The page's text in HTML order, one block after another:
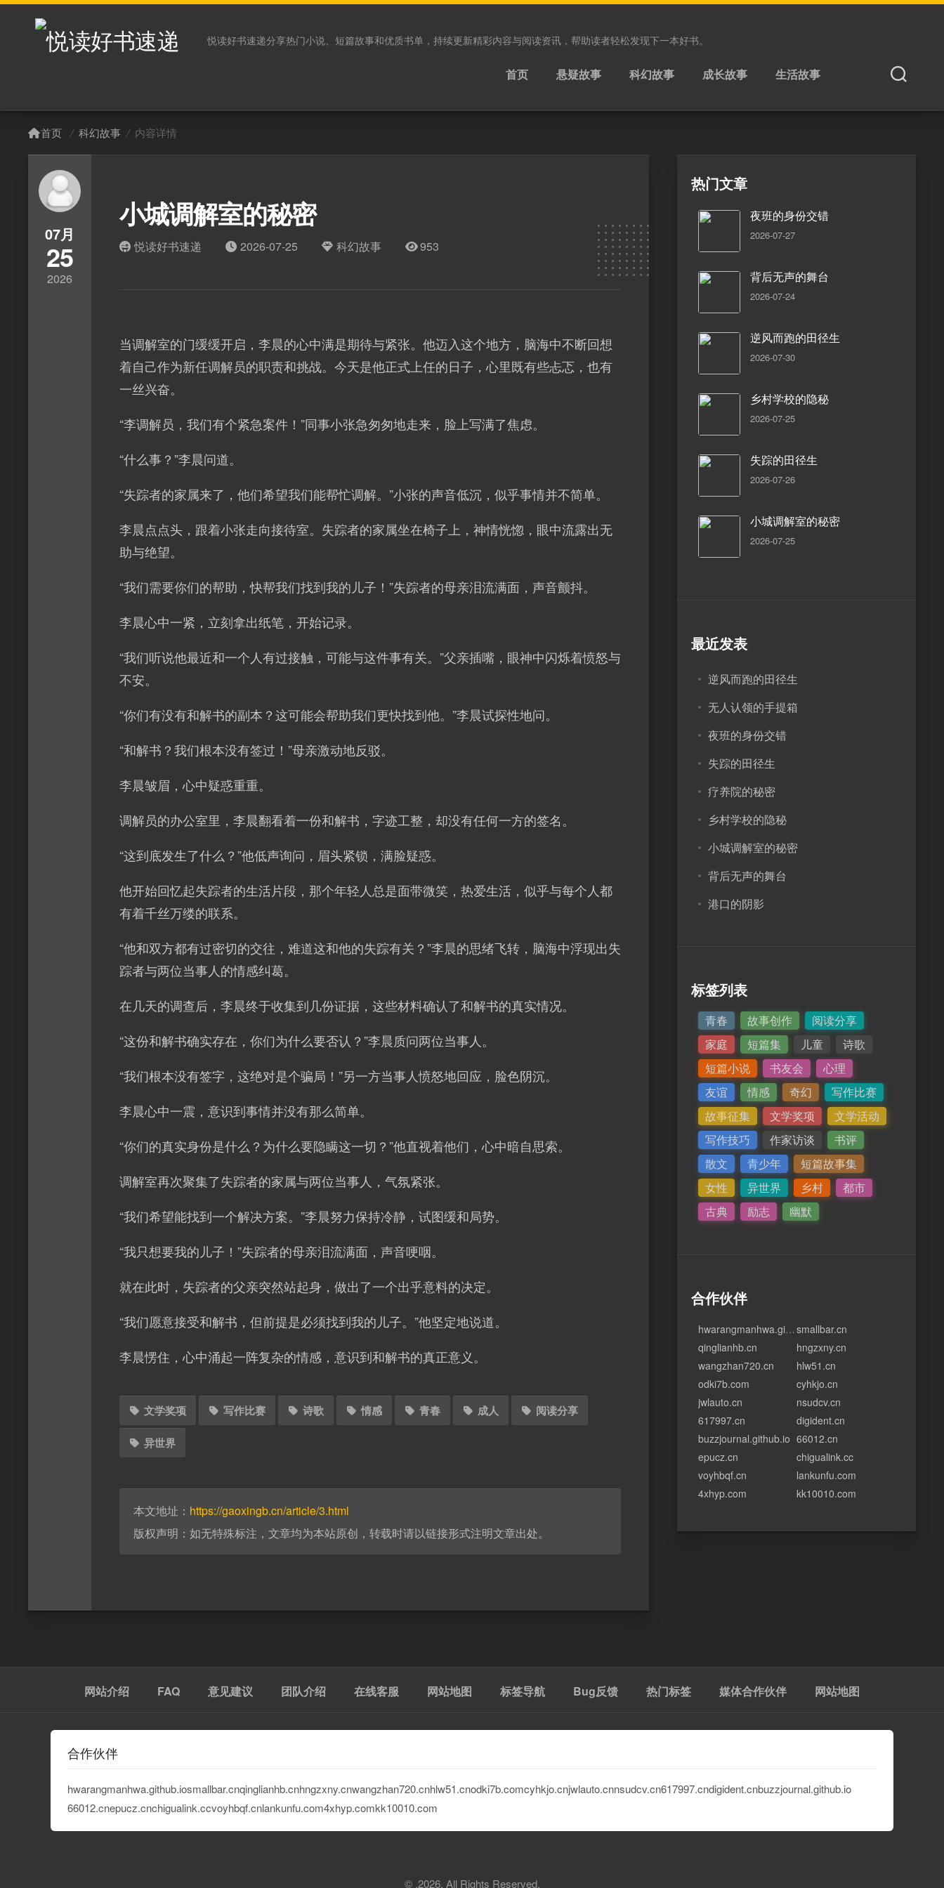
悦读好书速递分享热门小说、短篇故事和优质书单，持续更新精彩内容与阅读资讯，帮助读者轻松发现下一本好书。
首页 悬疑故事 科幻故事 成长故事 生活故事
首页 / 科幻故事 / 内容详情
07月
25
2026
小城调解室的秘密
热门文章
悦读好书速递 2026-07-25 科幻故事 953
当调解室的门缓缓开启，李晨的心中满是期待与紧张。他迈入这个地方，脑海中不断回想
着自己作为新任调解员的职责和挑战。今天是他正式上任的日子，心里既有些忐忑，也有
一丝兴奋。
“李调解员，我们有个紧急案件！”同事小张急匆匆地走来，脸上写满了焦虑。
“什么事？”李晨问道。
“失踪者的家属来了，他们希望我们能帮忙调解。”小张的声音低沉，似乎事情并不简单。
李晨点点头，跟着小张走向接待室。失踪者的家属坐在椅子上，神情恍惚，眼中流露出无
助与绝望。
“我们需要你们的帮助，快帮我们找到我的儿子！”失踪者的母亲泪流满面，声音颤抖。
李晨心中一紧，立刻拿出纸笔，开始记录。
“我们听说他最近和一个人有过接触，可能与这件事有关。”父亲插嘴，眼神中闪烁着愤怒与
不安。
“你们有没有和解书的副本？这可能会帮助我们更快找到他。”李晨试探性地问。
“和解书？我们根本没有签过！”母亲激动地反驳。
李晨皱眉，心中疑惑重重。
调解员的办公室里，李晨翻看着一份和解书，字迹工整，却没有任何一方的签名。
“这到底发生了什么？”他低声询问，眉头紧锁，满脸疑惑。
他开始回忆起失踪者的生活片段，那个年轻人总是面带微笑，热爱生活，似乎与每个人都
有着千丝万缕的联系。
“他和双方都有过密切的交往，难道这和他的失踪有关？”李晨的思绪飞转，脑海中浮现出失
踪者与两位当事人的情感纠葛。
在几天的调查后，李晨终于收集到几份证据，这些材料确认了和解书的真实情况。
“这份和解书确实存在，你们为什么要否认？”李晨质问两位当事人。
“我们根本没有签字，这绝对是个骗局！”另一方当事人愤怒地回应，脸色阴沉。
李晨心中一震，意识到事情并没有那么简单。
“你们的真实身份是什么？为什么要隐瞒这一切？”他直视着他们，心中暗自思索。
调解室再次聚集了失踪者的家属与两位当事人，气氛紧张。
“我们希望能找到一个解决方案。”李晨努力保持冷静，试图缓和局势。
“我只想要我的儿子！”失踪者的母亲泪流满面，声音哽咽。
就在此时，失踪者的父亲突然站起身，做出了一个出乎意料的决定。
“我们愿意接受和解书，但前提是必须找到我的儿子。”他坚定地说道。
李晨愣住，心中涌起一阵复杂的情感，意识到和解书的真正意义。
文学奖项 写作比赛 诗歌 情感 青春 成人 阅读分享
异世界
本文地址： https://gaoxingb.cn/article/3.html
版权声明：如无特殊标注，文章均为本站原创，转载时请以链接形式注明文章出处。
热门文章
夜班的身份交错
2026-07-27
背后无声的舞台
2026-07-24
逆风而跑的田径生
2026-07-30
乡村学校的隐秘
2026-07-25
失踪的田径生
2026-07-26
小城调解室的秘密
2026-07-25
最近发表
逆风而跑的田径生
无人认领的手提箱
夜班的身份交错
失踪的田径生
疗养院的秘密
乡村学校的隐秘
小城调解室的秘密
背后无声的舞台
港口的阴影
标签列表
青春 故事创作
阅读分享
家庭
短篇集 儿童
诗歌
短篇小说
书友会
心理
友谊
情感 奇幻
写作比赛
故事征集
文学奖项
文学活动
写作技巧
作家访谈
书评
散文
青少年
短篇故事集
女性
异世界 乡村
都市
古典
励志 幽默
合作伙伴
hwarangmanhwa.github.iosmallbar.cn
qinglianhb.cn
hngzxny.cn
wangzhan720.cn
hlw51.cn
odki7b.com
cyhkjo.cn
jwlauto.cn
nsudcv.cn
617997.cn
digident.cn
buzzjournal.github.io 66012.cn
epucz.cn
chigualink.cc
voyhbqf.cn
lankunfu.com
4xhyp.com
kk10010.com
网站介绍 FAQ 意见建议 团队介绍 在线客服 网站地图 标签导航 Bug反馈 热门标签 媒体合作伙伴 网站地图
合作伙伴
hwarangmanhwa.github.iosmallbar.cnqinglianhb.cnhngzxny.cnwangzhan720.cnhlw51.cnodki7b.comcyhkjo.cnjwlauto.cnnsudcv.cn617997.cndigident.cnbuzzjournal.github.io
66012.cnepucz.cnchigualink.ccvoyhbqf.cnlankunfu.com4xhyp.comkk10010.com
© .2026. All Rights Reserved.